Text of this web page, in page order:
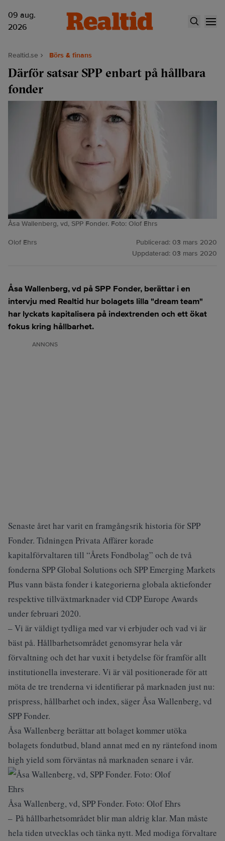
09 aug.
2026
Realtid.se Börs & finans
Därför satsar SPP enbart på hållbara
fonder
Åsa Wallenberg, vd, SPP Fonder. Foto: Olof Ehrs
Olof Ehrs Publicerad: 03 mars 2020
Uppdaterad: 03 mars 2020
Åsa Wallenberg, vd på SPP Fonder, berättar i en
intervju med Realtid hur bolagets lilla "dream team"
har lyckats kapitalisera på indextrenden och ett ökat
fokus kring hållbarhet.
ANNONS
Senaste året har varit en framgångsrik historia för SPP
Fonder. Tidningen Privata Affärer korade
kapitalförvaltaren till “Årets Fondbolag” och de två
fonderna SPP Global Solutions och SPP Emerging Markets
Plus vann bästa fonder i kategorierna globala aktiefonder
respektive tillväxtmarknader vid CDP Europe Awards
under februari 2020.
– Vi är väldigt tydliga med var vi erbjuder och vad vi är
bäst på. Hållbarhetsområdet genomsyrar hela vår
förvaltning och det har vuxit i betydelse för framför allt
institutionella investerare. Vi är väl positionerade för att
möta de tre trenderna vi identifierar på marknaden just nu:
prispress, hållbarhet och index, säger Åsa Wallenberg, vd
SPP Fonder.
Åsa Wallenberg berättar att bolaget kommer utöka
bolagets fondutbud, bland annat med en ny räntefond inom
high yield som förväntas nå marknaden senare i vår.
Åsa Wallenberg, vd, SPP Fonder. Foto: Olof Ehrs
– På hållbarhetsområdet blir man aldrig klar. Man måste
hela tiden utvecklas och tänka nytt. Med modiga förvaltare